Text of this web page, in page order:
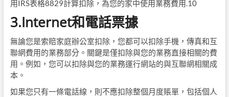
用IRS表格8829計算扣除，為您的家中使用業務費用.10
3.Internet和電話票據
無論您是索賠家庭辦公室扣除，您都可以扣除手機，傳真和互
聯網費用的業務部分。關鍵是僅扣除與您的業務直接相關的費
用。例如，您可以扣除與您的業務運行網站的與互聯網相關成
本。
如果您只有一條電話線，則不應扣除整個月度賬單，包括個人